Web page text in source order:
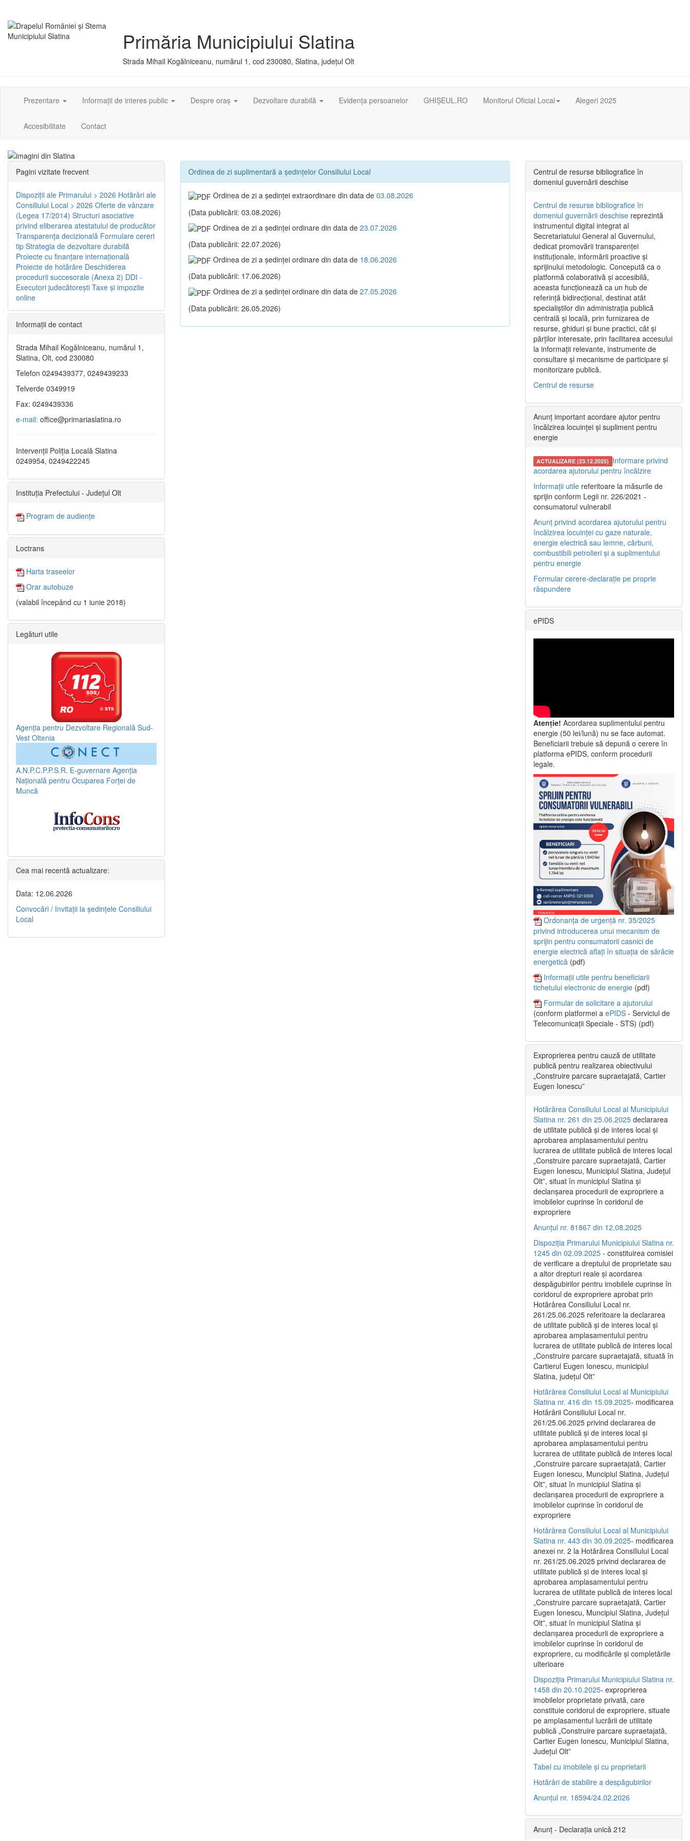
Primăria Municipiului Slatina
Strada Mihail Kogălniceanu, numărul 1, cod 230080, Slatina, județul Olt
Prezentare Informații de interes public Despre oraș Dezvoltare durabilă Evidența persoanelor GHIȘEUL.RO Monitorul Oficial Local Alegeri 2025
Accesibilitate Contact
Ordinea de zi suplimentară a ședințelor Consiliului Local
Ordinea de zi a şedinţei extraordinare din data de 03.08.2026
(Data publicării: 03.08.2026)
Ordinea de zi a şedinţei ordinare din data de 23.07.2026
(Data publicării: 22.07.2026)
Ordinea de zi a şedinţei ordinare din data de 18.06.2026
(Data publicării: 17.06.2026)
Ordinea de zi a şedinţei ordinare din data de 27.05.2026
(Data publicării: 26.05.2026)
Pagini vizitate frecvent
Dispoziţii ale Primarului > 2026 Hotărâri ale
Consiliului Local > 2026 Oferte de vânzare
(Legea 17/2014) Structuri asociative
privind eliberarea atestatului de producător
Transparenţa decizională Formulare cereri
tip Strategia de dezvoltare durabilă
Proiecte cu finanţare internaţională
Proiecte de hotărâre Deschiderea
procedurii succesorale (Anexa 2) DDI -
Executori judecătorești Taxe şi impozite
online
Informaţii de contact
Strada Mihail Kogălniceanu, numărul 1,
Slatina, Olt, cod 230080
Telefon 0249439377, 0249439233
Telverde 0349919
Fax: 0249439336
e-mail: office@primariaslatina.ro
Intervenții Poliția Locală Slatina
0249954, 0249422245
Instituția Prefectului - Județul Olt
Program de audiențe
Loctrans
Harta traseelor
Orar autobuze
(valabil începând cu 1 iunie 2018)
Legături utile
Agenția pentru Dezvoltare Regională Sud-
Vest Oltenia
A.N.P.C.P.P.S.R. E-guvernare Agenția
Națională pentru Ocuparea Forței de
Muncă
Cea mai recentă actualizare:
Data: 12.06.2026
Convocări / Invitaţii la şedinţele Consiliului
Local
Centrul de resurse bibliografice în
domeniul guvernării deschise
Centrul de resurse bibliografice în
domeniul guvernării deschise reprezintă
instrumentul digital integrat al
Secretariatului General al Guvernului,
dedicat promovării transparenței
instituționale, informării proactive și
sprijinului metodologic. Concepută ca o
platformă colaborativă și accesibilă,
aceasta funcționează ca un hub de
referință bidirecțional, destinat atât
specialiștilor din administrația publică
centrală și locală, prin furnizarea de
resurse, ghiduri și bune practici, cât și
părților interesate, prin facilitarea accesului
la informații relevante, instrumente de
consultare și mecanisme de participare și
monitorizare publică.
Centrul de resurse
Anunț important acordare ajutor pentru
încălzirea locuinței și supliment pentru
energie
ACTUALIZARE (23.12.2025) Informare privind
acordarea ajutorului pentru încălzire
Informații utile referitoare la măsurile de
sprijin conform Legii nr. 226/2021 -
consumatorul vulnerabil
Anunț privind acordarea ajutorului pentru
încălzirea locuinței cu gaze naturale,
energie electrică sau lemne, cărbuni,
combustibili petrolieri și a suplimentului
pentru energie
Formular cerere-declarație pe proprie
răspundere
ePIDS
Atenție! Acordarea suplimentului pentru
energie (50 lei/lună) nu se face automat.
Beneficiarii trebuie să depună o cerere în
platforma ePIDS, conform procedurii
legale.
Ordonanța de urgență nr. 35/2025
privind introducerea unui mecanism de
sprijin pentru consumatorii casnici de
energie electrică aflați în situația de sărăcie
energetică (pdf)
Informații utile pentru beneficiarii
tichetului electronic de energie (pdf)
Formular de solicitare a ajutorului
(conform platformei a ePIDS - Serviciul de
Telecomunicații Speciale - STS) (pdf)
Exproprierea pentru cauză de utilitate
publică pentru realizarea obiectivului
„Construire parcare supraetajată, Cartier
Eugen Ionescu”
Hotărârea Consiliului Local al Municipiului
Slatina nr. 261 din 25.06.2025 declararea
de utilitate publică și de interes local și
aprobarea amplasamentului pentru
lucrarea de utilitate publică de interes local
„Construire parcare supraetajată, Cartier
Eugen Ionescu, Municipiul Slatina, Județul
Olt”, situat în municipiul Slatina și
declanșarea procedurii de expropriere a
imobilelor cuprinse în coridorul de
expropriere
Anunțul nr. 81867 din 12.08.2025
Dispoziția Primarului Municipiului Slatina nr.
1245 din 02.09.2025 - constituirea comisiei
de verificare a dreptului de proprietate sau
a altor drepturi reale și acordarea
despăgubirilor pentru imobilele cuprinse în
coridorul de expropriere aprobat prin
Hotărârea Consiliului Local nr.
261/25.06.2025 referitoare la declararea
de utilitate publică și de interes local și
aprobarea amplasamentului pentru
lucrarea de utilitate publică de interes local
„Construire parcare supraetajată, situată în
Cartierul Eugen Ionescu, municipiul
Slatina, județul Olt”
Hotărârea Consiliului Local al Municipiului
Slatina nr. 416 din 15.09.2025- modificarea
Hotărârii Consiliului Local nr.
261/25.06.2025 privind declararea de
utilitate publică și de interes local și
aprobarea amplasamentului pentru
lucrarea de utilitate publică de interes local
„Construire parcare supraetajată, Cartier
Eugen Ionescu, Muncipiul Slatina, Județul
Olt”, situat în municipiul Slatina și
declanșarea procedurii de expropriere a
imobilelor cuprinse în coridorul de
expropriere
Hotărârea Consiliului Local al Municipiului
Slatina nr. 443 din 30.09.2025- modificarea
anexei nr. 2 la Hotărârea Consiliului Local
nr. 261/25.06.2025 privind declararea de
utilitate publică şi de interes local şi
aprobarea amplasamentului pentru
lucrarea de utilitate publică de interes local
„Construire parcare supraetajată, Cartier
Eugen Ionescu, Muncipiul Slatina, Judeţul
Olt”, situat în municipiul Slatina şi
declanşarea procedurii de expropriere a
imobilelor cuprinse în coridorul de
expropriere, cu modificările şi completările
ulterioare
Dispoziția Primarului Municipiului Slatina nr.
1458 din 20.10.2025- exproprierea
imobilelor proprietate privată, care
constituie coridorul de expropriere, situate
pe amplasamentul lucrării de utilitate
publică „Construire parcare supraetajată,
Cartier Eugen Ionescu, Municipiul Slatina,
Județul Olt”
Tabel cu imobilele și cu proprietarii
Hotărâri de stabilire a despăgubirilor
Anunțul nr. 18594/24.02.2026
Anunț - Declarația unică 212